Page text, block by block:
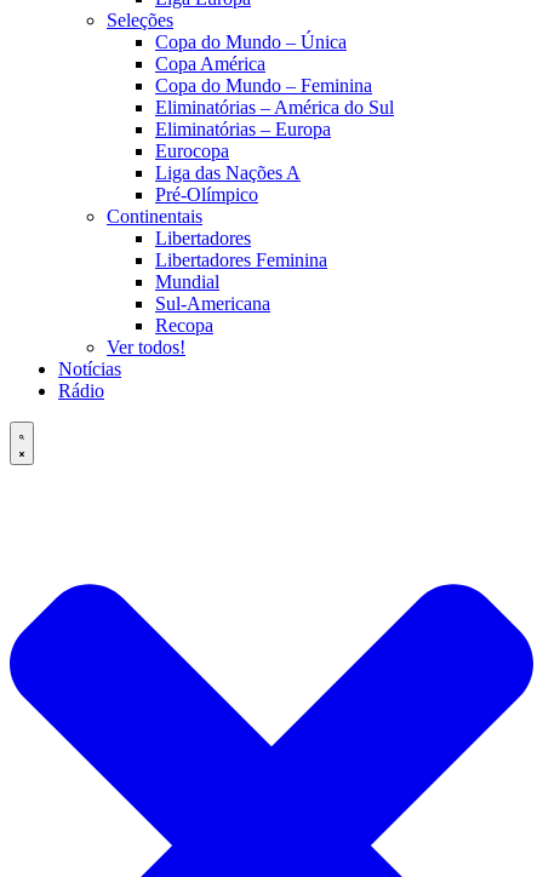
Seleções
Copa do Mundo – Única
Copa América
Copa do Mundo – Feminina
Eliminatórias – América do Sul
Eliminatórias – Europa
Eurocopa
Liga das Nações A
Pré-Olímpico
Continentais
Libertadores
Libertadores Feminina
Mundial
Sul-Americana
Recopa
Ver todos!
Notícias
Rádio